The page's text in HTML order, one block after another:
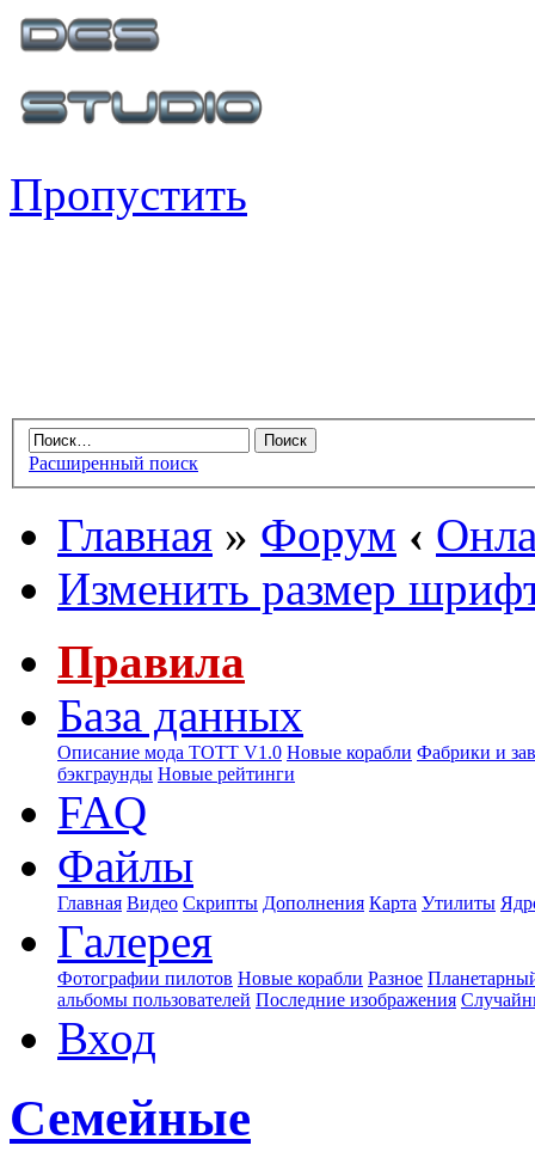
Пропустить
Расширенный поиск
Главная » Форум ‹
Изменить размер
Правила
База данных
Описание мода ТОТТ V1.0 Новые корабли Фабрики и
бэкграунды Новые рейтинги
FAQ
Файлы
Главная Видео Скрипты Дополнения Карта Утилиты
Галерея
Фотографии пилотов Новые корабли Разное
альбомы пользователей Последние изображения
Вход
Семейные